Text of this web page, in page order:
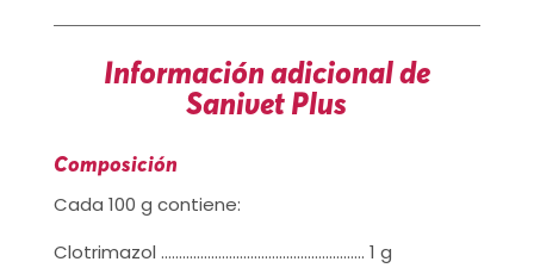
Información adicional de
Sanivet Plus
Composición
Cada 100 g contiene:
Clotrimazol ………………………………………………… 1 g